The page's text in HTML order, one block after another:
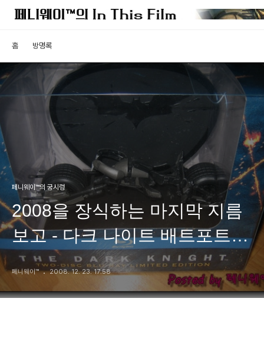
홈 방명록
페니웨이™의 궁시렁
2008을 장식하는 마지막 지름
보고 - 다크 나이트 배트포트
BD 한정판 인증샷
페니웨이™ 2008. 12. 23. 17:58